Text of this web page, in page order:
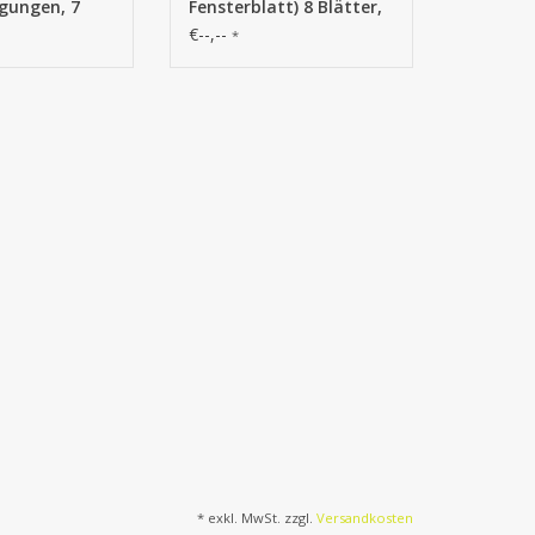
7
H.
Fensterblatt) 8 Blätter,
H. 75 cm, UV sicher
€--,-- *
* exkl. MwSt. zzgl. Versandkosten